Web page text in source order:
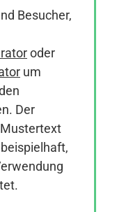
Besucher,
oder
um
Der